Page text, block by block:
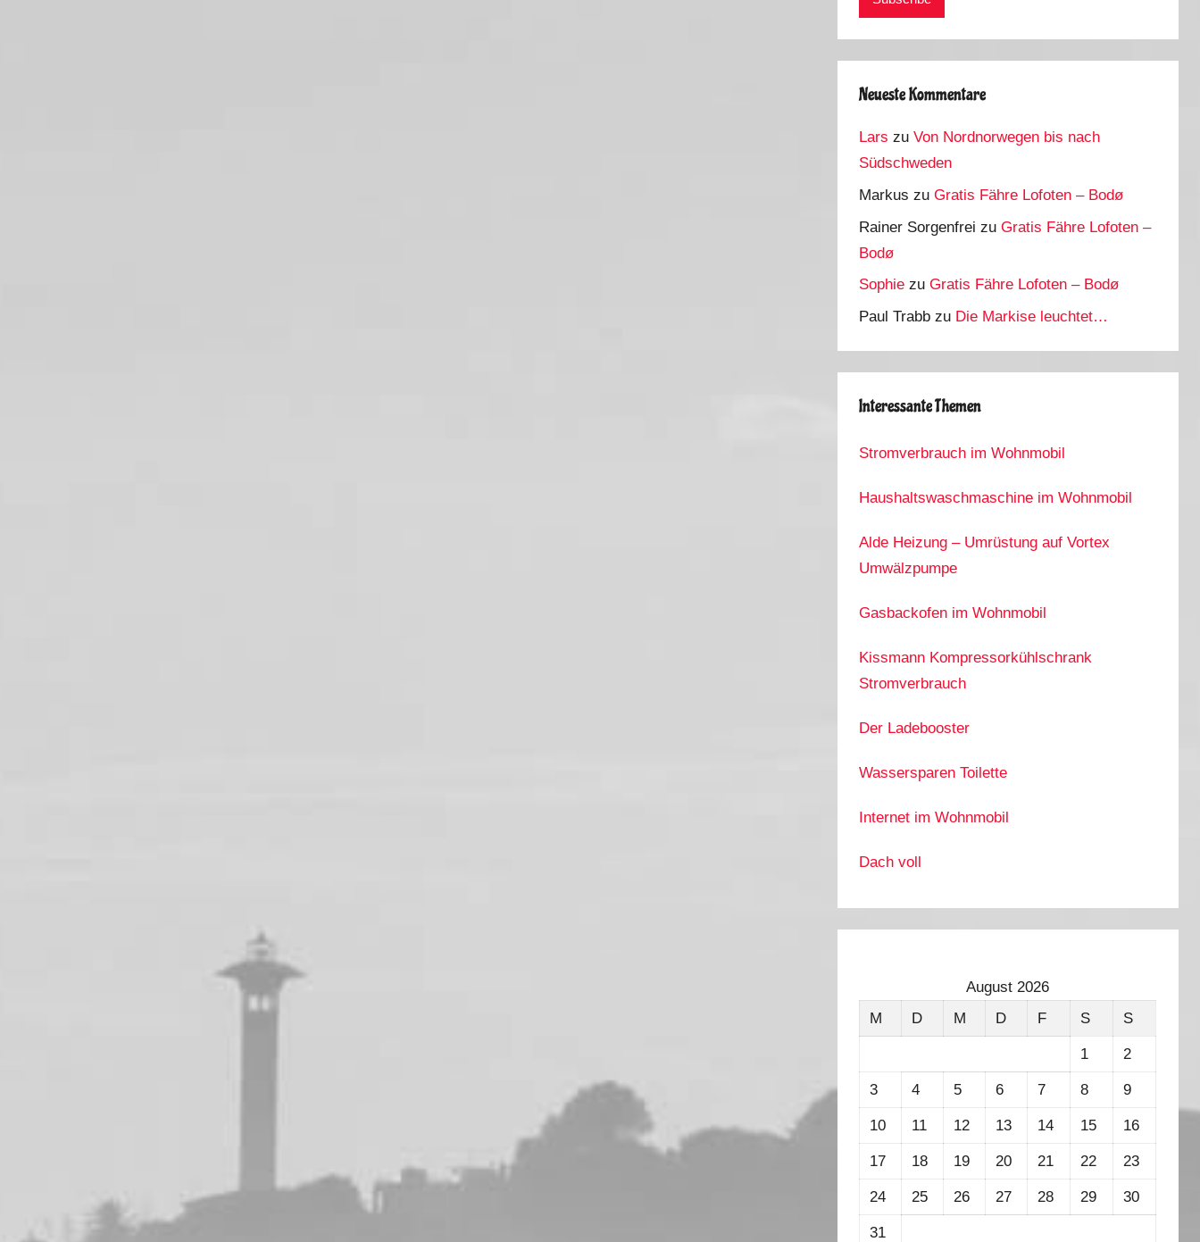
Neueste Kommentare
Lars zuVon Nordnorwegen bis nach
Südschweden
Markus zuGratis Fähre Lofoten – Bodø
Rainer Sorgenfrei zuGratis Fähre Lofoten –
Bodø
Sophie zuGratis Fähre Lofoten – Bodø
Paul Trabb zu Die Markise leuchtet…
Interessante Themen
Stromverbrauch im Wohnmobil
Haushaltswaschmaschine im Wohnmobil
Alde Heizung – Umrüstung auf Vortex
Umwälzpumpe
Gasbackofen im Wohnmobil
Kissmann Kompressorkühlschrank
Stromverbrauch
Der Ladebooster
Wassersparen Toilette
Internet im Wohnmobil
Dach voll
August 2026
M
D M D F S S
1 2
3 4 5 6 7 8 9
10 11 12 13 14 15 16
17 18 19 20 21 22 23
24 25 26 27 28 29 30
31